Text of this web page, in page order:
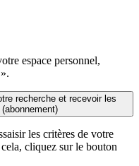
espace personnel,
recherche et recevoir les
les critères de votre
cliquez sur le bouton